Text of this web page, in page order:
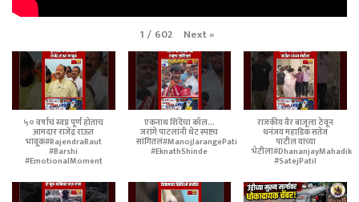
1 / 602 Next»
५० वर्षांचं स्वप्न पूर्ण होताच
आमदार राजेंद्र राऊत
भावूक#RajendraRaut
#Barshi
#EmotionalMoment
एकनाथ शिंदेंचा कॉल...
जरांगे पाटलांनी थेट स्पष्टच
सांगितलं#ManojJarangePatil
#EknathShinde
राजकीय वैर बाजूला ठेवून
धनंजय महाडिक सतेज
पाटील यांच्या
भेटीला#DhananjayMahadik
#SatejPatil